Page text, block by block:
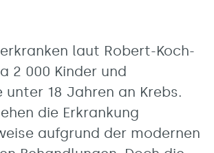
laut Robert-Koch-
2 000 Kinder und
unter 18 Jahren an Krebs.
die Erkrankung
aufgrund der modernen